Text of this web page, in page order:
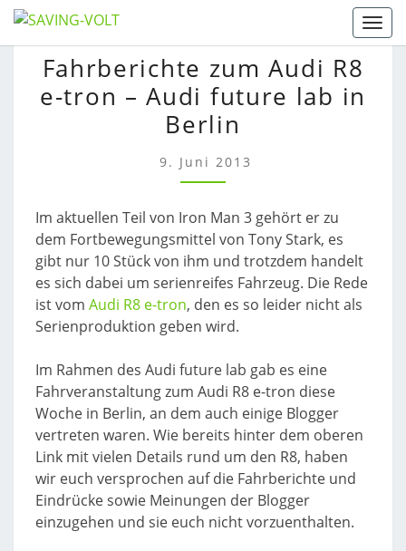
Skip
to
content
FAHRBERICHTE
ZUM
AUDI
R8
E-
TRON
–
FUTURE
LAB
IN
BERLIN
Fahrberichte zum Audi R8
e-tron – Audi future lab in
Berlin
9. Juni 2013
Im aktuellen Teil von Iron Man 3 gehört er zu
dem Fortbewegungsmittel von Tony Stark, es
gibt nur 10 Stück von ihm und trotzdem handelt
es sich dabei um serienreifes Fahrzeug. Die Rede
ist vom Audi R8 e-tron, den es so leider nicht als
Serienproduktion geben wird.
Im Rahmen des Audi future lab gab es eine
Fahrveranstaltung zum Audi R8 e-tron diese
Woche in Berlin, an dem auch einige Blogger
vertreten waren. Wie bereits hinter dem oberen
Link mit vielen Details rund um den R8, haben
wir euch versprochen auf die Fahrberichte und
Eindrücke sowie Meinungen der Blogger
einzugehen und sie euch nicht vorzuenthalten.